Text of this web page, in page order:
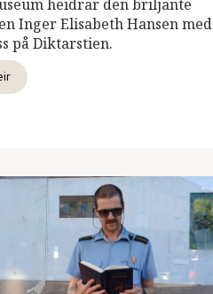
heidrar den briljante
Inger Elisabeth Hansen med
på Diktarstien.